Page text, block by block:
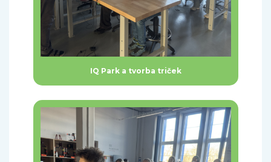
IQ Park a tvorba triček